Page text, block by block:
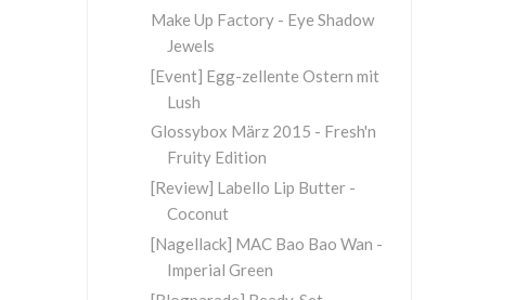
Make Up Factory - Eye Shadow
Jewels
[Event] Egg-zellente Ostern mit
Lush
Glossybox März 2015 - Fresh'n
Fruity Edition
[Review] Labello Lip Butter -
Coconut
[Nagellack] MAC Bao Bao Wan -
Imperial Green